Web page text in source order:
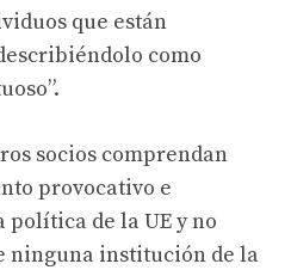
que están
como
socios comprendan
provocativo e
política de la UE y no
ninguna institución de la